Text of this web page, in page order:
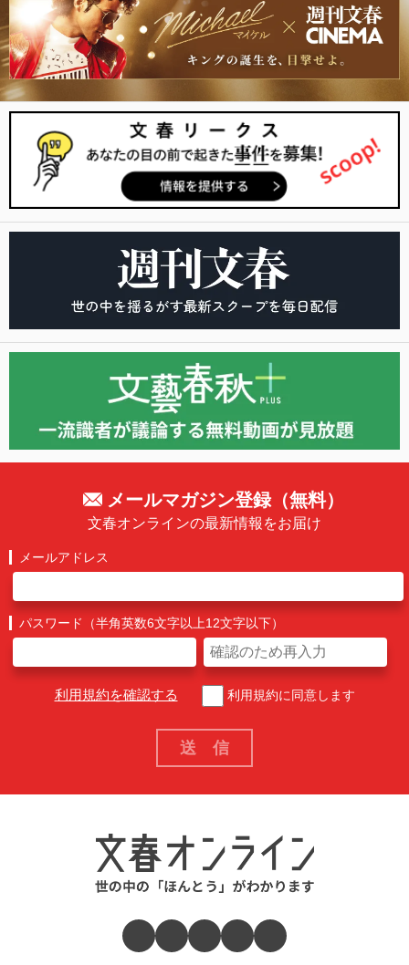
メールマガジン登録（無料）
文春オンラインの最新情報をお届け
メールアドレス
パスワード（半角英数6文字以上12文字以下）
利用規約を確認する 利用規約に同意します